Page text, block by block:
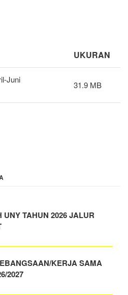
UKURAN
Juni
31.9 MB
TAHUN 2026 JALUR
KERJA SAMA
2027